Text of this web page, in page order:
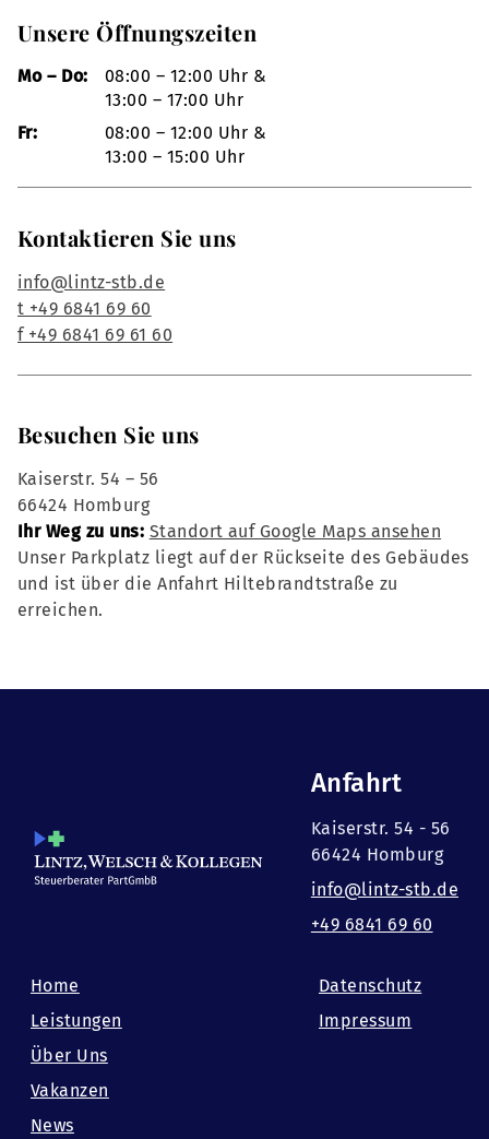
Unsere Öffnungszeiten
Mo – Do:
08:00 – 12:00 Uhr &
13:00 – 17:00 Uhr
Fr:
08:00 – 12:00 Uhr &
13:00 – 15:00 Uhr
Kontaktieren Sie uns
info@lintz-stb.de
t +49 6841 69 60
f +49 6841 69 61 60
Besuchen Sie uns
Kaiserstr. 54 – 56
66424 Homburg
Ihr Weg zu uns: Standort auf Google Maps ansehen
Unser Parkplatz liegt auf der Rückseite des Gebäudes
und ist über die Anfahrt Hiltebrandtstraße zu
erreichen.
Anfahrt
Kaiserstr. 54 - 56
66424 Homburg
info@lintz-stb.de
+49 6841 69 60
Home
Leistungen
Über Uns
Vakanzen
News
Datenschutz
Impressum